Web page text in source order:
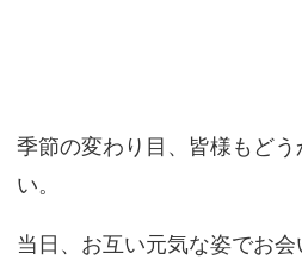
季節の変わり目、皆様もど
い。
当日、お互い元気な姿でお会